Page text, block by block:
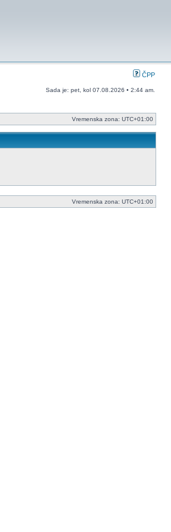
ČPP
Sada je: pet, kol 07.08.2026 • 2:44 am.
Vremenska zona: UTC+01:00
Vremenska zona: UTC+01:00